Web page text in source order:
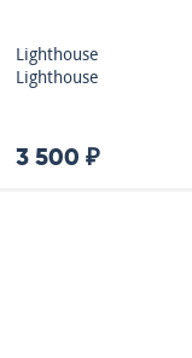
Lighthouse
Lighthouse
3 500 ₽